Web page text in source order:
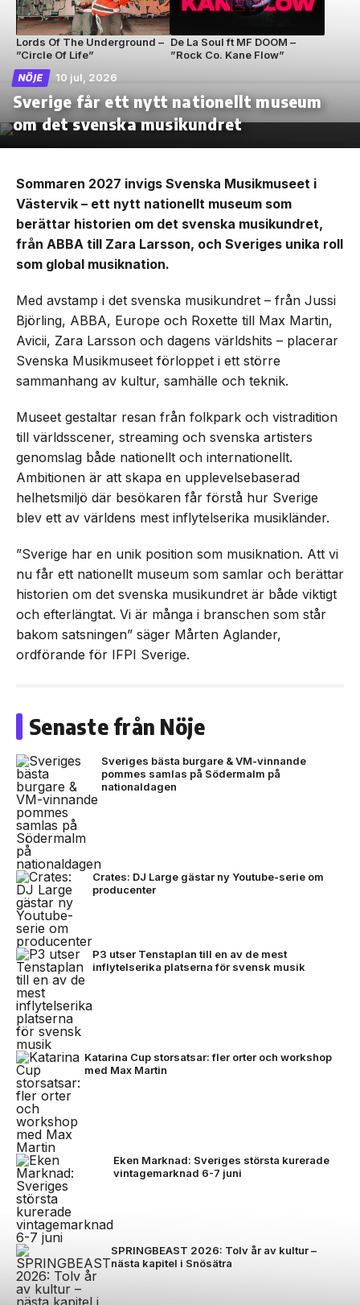
Lords Of The Underground –
”Circle Of Life”
De La Soul ft MF DOOM –
”Rock Co. Kane Flow”
NÖJE 10 jul, 2026
Sverige får ett nytt nationellt museum
om det svenska musikundret
Sommaren 2027 invigs Svenska Musikmuseet i
Västervik – ett nytt nationellt museum som
berättar historien om det svenska musikundret,
från ABBA till Zara Larsson, och Sveriges unika roll
som global musiknation.
Med avstamp i det svenska musikundret – från Jussi
Björling, ABBA, Europe och Roxette till Max Martin,
Avicii, Zara Larsson och dagens världshits – placerar
Svenska Musikmuseet förloppet i ett större
sammanhang av kultur, samhälle och teknik.
Museet gestaltar resan från folkpark och vistradition
till världsscener, streaming och svenska artisters
genomslag både nationellt och internationellt.
Ambitionen är att skapa en upplevelsebaserad
helhetsmiljö där besökaren får förstå hur Sverige
blev ett av världens mest inflytelserika musikländer.
”Sverige har en unik position som musiknation. Att vi
nu får ett nationellt museum som samlar och berättar
historien om det svenska musikundret är både viktigt
och efterlängtat. Vi är många i branschen som står
bakom satsningen” säger Mårten Aglander,
ordförande för IFPI Sverige.
Senaste från Nöje
Sveriges bästa burgare & VM-vinnande
pommes samlas på Södermalm på
nationaldagen
Crates: DJ Large gästar ny Youtube-serie om
producenter
P3 utser Tenstaplan till en av de mest
inflytelserika platserna för svensk musik
Katarina Cup storsatsar: fler orter och workshop
med Max Martin
Eken Marknad: Sveriges största kurerade
vintagemarknad 6-7 juni
SPRINGBEAST 2026: Tolv år av kultur –
nästa kapitel i Snösätra